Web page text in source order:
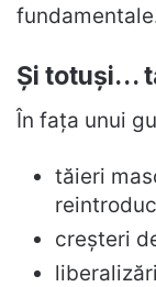
Și totuși…
În fața unui
tăieri
creșteri